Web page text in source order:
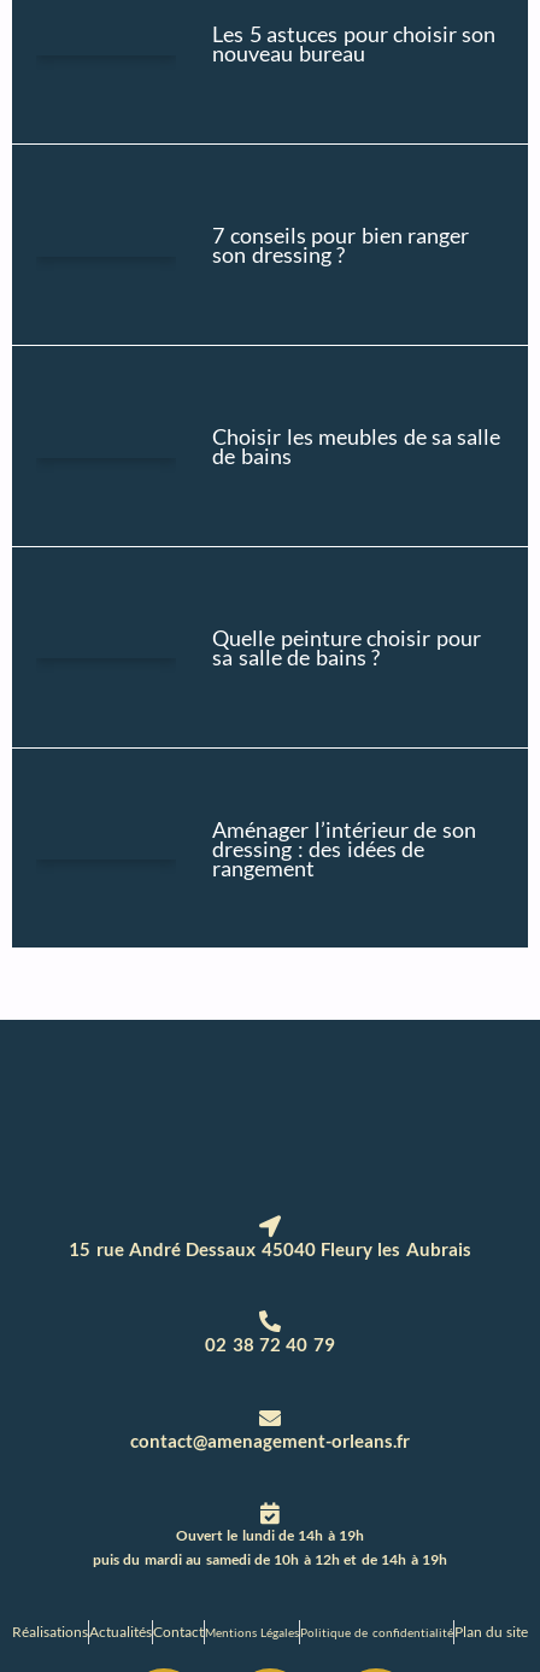
Les 5 astuces pour choisir son
nouveau bureau
7 conseils pour bien ranger
son dressing ?
Choisir les meubles de sa salle
de bains
Quelle peinture choisir pour
sa salle de bains ?
Aménager l’intérieur de son
dressing : des idées de
rangement
15 rue André Dessaux 45040 Fleury les Aubrais
02 38 72 40 79
contact@amenagement-orleans.fr
Ouvert le lundi de 14h à 19h
puis du mardi au samedi de 10h à 12h et de 14h à 19h
RéalisationsActualitésContactMentions LégalesPolitique de confidentialitéPlan du site